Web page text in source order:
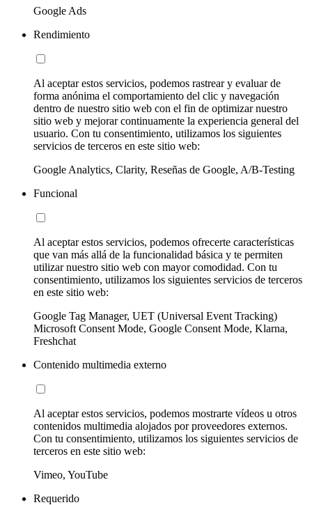
Google Ads
Rendimiento
Al aceptar estos servicios, podemos rastrear y evaluar de
forma anónima el comportamiento del clic y navegación
dentro de nuestro sitio web con el fin de optimizar nuestro
sitio web y mejorar continuamente la experiencia general del
usuario. Con tu consentimiento, utilizamos los siguientes
servicios de terceros en este sitio web:
Google Analytics, Clarity, Reseñas de Google, A/B-Testing
Funcional
Al aceptar estos servicios, podemos ofrecerte características
que van más allá de la funcionalidad básica y te permiten
utilizar nuestro sitio web con mayor comodidad. Con tu
consentimiento, utilizamos los siguientes servicios de terceros
en este sitio web:
Google Tag Manager, UET (Universal Event Tracking)
Microsoft Consent Mode, Google Consent Mode, Klarna,
Freshchat
Contenido multimedia externo
Al aceptar estos servicios, podemos mostrarte vídeos u otros
contenidos multimedia alojados por proveedores externos.
Con tu consentimiento, utilizamos los siguientes servicios de
terceros en este sitio web:
Vimeo, YouTube
Requerido